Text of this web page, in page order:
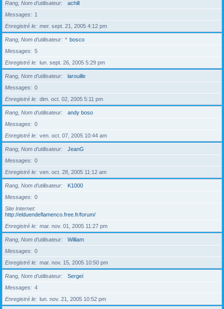
Rang, Nom d’utilisateur
achill
Messages
1
Enregistré le
mer. sept. 21, 2005 4:12 pm
Rang, Nom d’utilisateur * bosco
Messages
5
Enregistré le
lun. sept. 26, 2005 5:29 pm
Rang, Nom d’utilisateur
larouille
Messages
0
Enregistré le
dim. oct. 02, 2005 5:11 pm
Rang, Nom d’utilisateur
andy boso
Messages
0
Enregistré le
ven. oct. 07, 2005 10:44 am
Rang, Nom d’utilisateur
JeanG
Messages
0
Enregistré le
ven. oct. 28, 2005 11:12 am
Rang, Nom d’utilisateur
K1000
Messages
0
Site Internet
http://elduendeflamenco.free.fr/forum/
Enregistré le
mar. nov. 01, 2005 11:27 pm
Rang, Nom d’utilisateur
William
Messages
0
Enregistré le
mar. nov. 15, 2005 10:50 pm
Rang, Nom d’utilisateur
Sergeï
Messages
4
Enregistré le
lun. nov. 21, 2005 10:52 pm